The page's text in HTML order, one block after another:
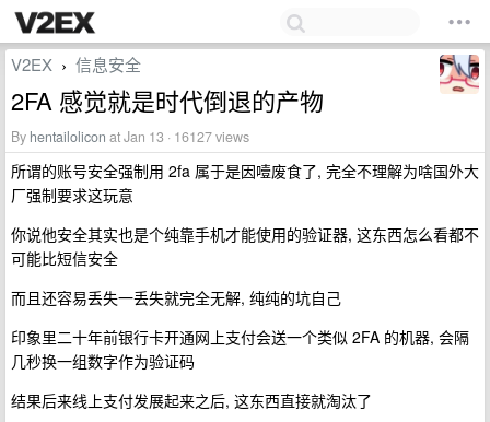
V2EX › 信息安全
2FA 感觉就是时代倒退的产物
By hentailolicon at Jan 13 · 16127 views
所谓的账号安全强制用 2fa 属于是因噎废食了, 完全不理解为啥国外大
厂强制要求这玩意
你说他安全其实也是个纯靠手机才能使用的验证器, 这东西怎么看都不
可能比短信安全
而且还容易丢失一丢失就完全无解, 纯纯的坑自己
印象里二十年前银行卡开通网上支付会送一个类似 2FA 的机器, 会隔
几秒换一组数字作为验证码
结果后来线上支付发展起来之后, 这东西直接就淘汰了